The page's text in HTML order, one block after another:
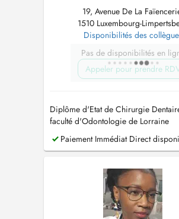
19, Avenue De La
1510 Luxembourg-
Disponibilités des
Pas de disponibilités en
Appeler pour prendre
Diplôme d'Etat de Chirurgie
faculté d'Odontologie de Lorraine
Paiement Immédiat Direct